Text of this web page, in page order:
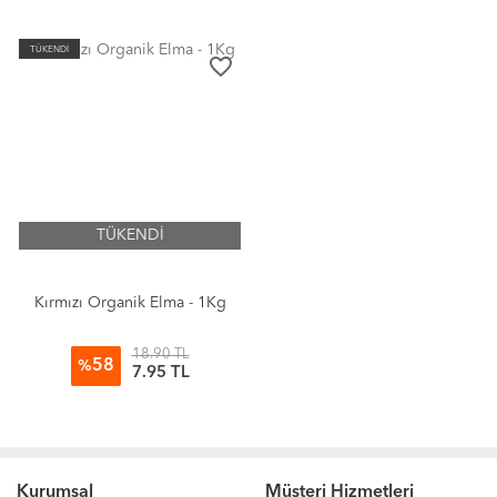
TÜKENDİ
favorite_border
TÜKENDİ
Kırmızı Organik Elma - 1Kg
%58
18.90 TL
7.95 TL
Kurumsal Müşteri Hizmetleri